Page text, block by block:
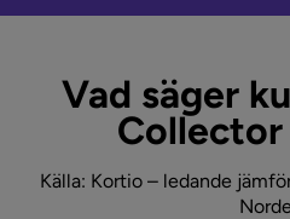
Vad säger
Collector
Källa: Kortio – ledande